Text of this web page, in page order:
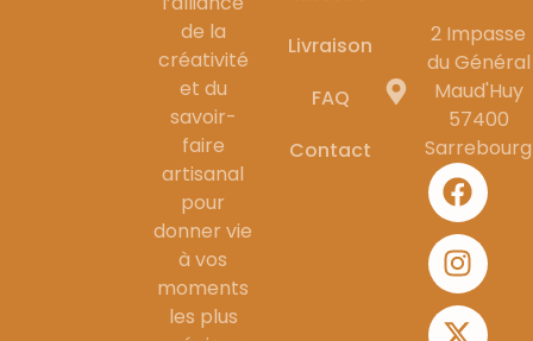
de la
créativité
et du
savoir-
faire
artisanal
pour
donner vie
à vos
moments
les plus
Livraison
FAQ
Contact
2 Impasse
du Général
Maud'Huy
57400
Sarrebourg